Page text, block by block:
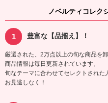
ノベルティコレク
豊富な【品揃え】！
厳選された、2万点以上の旬な商品を
商品情報は毎日更新されています。
旬なテーマに合わせてセレクトされた
お見逃しなく！